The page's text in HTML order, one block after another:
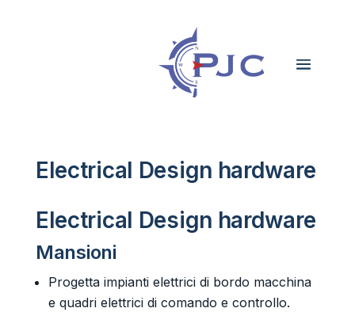
Electrical Design hardware
Electrical Design hardware
Mansioni
Progetta impianti elettrici di bordo macchina
e quadri elettrici di comando e controllo.